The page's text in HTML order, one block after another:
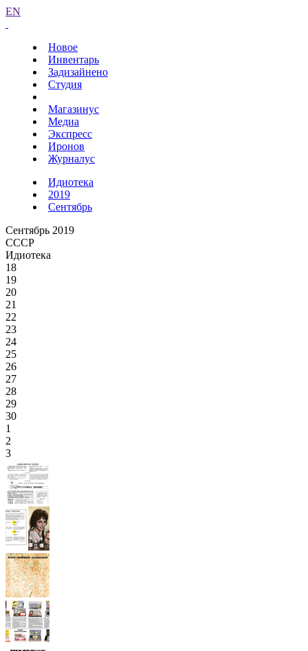
EN
Новое
Инвентарь
Задизайнено
Студия
Магазинус
Медиа
Экспресс
Иронов
Журналус
Идиотека
2019
Сентябрь
Сентябрь 2019
СССР
Идиотека
18
19
20
21
22
23
24
25
26
27
28
29
30
1
2
3